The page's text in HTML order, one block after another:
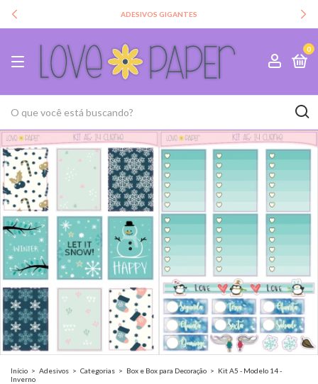
ADESIVOS GIGANTES
0
Início > Adesivos > Categorias > Box e Box para Decoração > Kit A5 - Modelo 14 -
Inverno